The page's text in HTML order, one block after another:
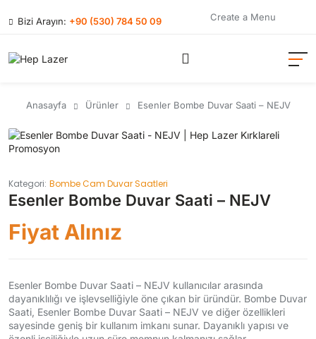
Bizi Arayın: +90 (530) 784 50 09 Create a Menu
Anasayfa Ürünler Esenler Bombe Duvar Saati – NEJV
Kategori: Bombe Cam Duvar Saatleri
Esenler Bombe Duvar Saati – NEJV
Fiyat Alınız
Esenler Bombe Duvar Saati – NEJV kullanıcılar arasında
dayanıklılığı ve işlevselliğiyle öne çıkan bir üründür. Bombe Duvar
Saati, Esenler Bombe Duvar Saati – NEJV ve diğer özellikleri
sayesinde geniş bir kullanım imkanı sunar. Dayanıklı yapısı ve